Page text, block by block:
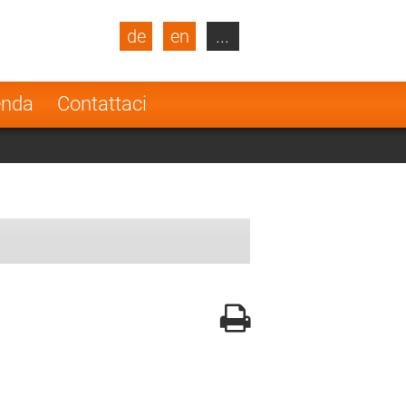
Contattaci
de en
Turkey
Netherlands
...